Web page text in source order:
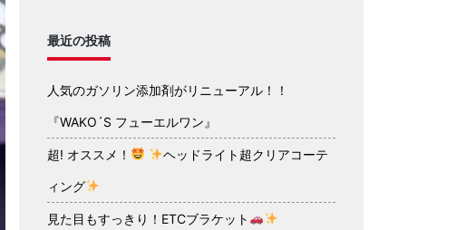
最近の投稿
人気のガソリン添加剤がリニューアル！！
『WAKO´S フューエルワン』
超! オススメ！ ヘッドライト超クリアコーテ
ィング
見た目もすっきり！ETCブラケット